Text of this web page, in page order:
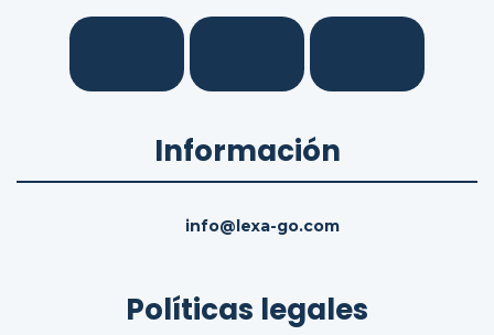
Información
info@lexa-go.com
Políticas legales